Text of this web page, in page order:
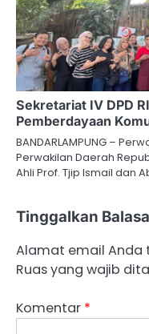
Sekretariat IV DPD
Pemberdayaan
BANDARLAMPUNG –
Perwakilan Daerah
Ahli Prof. Tjip Ismail dan
Tinggalkan
Alamat email Anda
Ruas yang wajib
Komentar *